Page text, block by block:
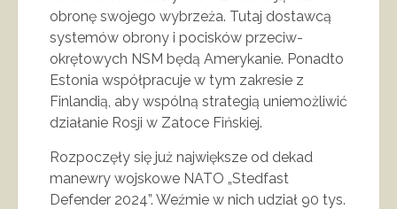
obronę swojego wybrzeża. Tutaj dostawcą
systemów obrony i pocisków przeciw-
okrętowych NSM będą Amerykanie. Ponadto
Estonia współpracuje w tym zakresie z
Finlandią, aby wspólną strategią uniemożliwić
działanie Rosji w Zatoce Fińskiej.
Rozpoczęły się już największe od dekad
manewry wojskowe NATO „Stedfast
Defender 2024”. Weźmie w nich udział 90 tys.